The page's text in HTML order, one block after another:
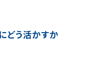
どう活かすか